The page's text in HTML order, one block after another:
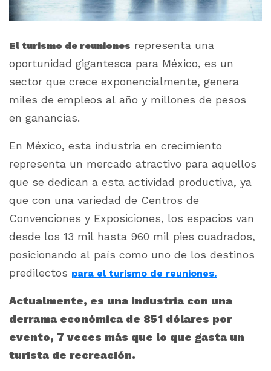
El turismo de reuniones representa una
oportunidad gigantesca para México, es un
sector que crece exponencialmente, genera
miles de empleos al año y millones de pesos
en ganancias.
En México, esta industria en crecimiento
representa un mercado atractivo para aquellos
que se dedican a esta actividad productiva, ya
que con una variedad de Centros de
Convenciones y Exposiciones, los espacios van
desde los 13 mil hasta 960 mil pies cuadrados,
posicionando al país como uno de los destinos
predilectos para el turismo de reuniones.
Actualmente, es una industria con una
derrama económica de 851 dólares por
evento, 7 veces más que lo que gasta un
turista de recreación.